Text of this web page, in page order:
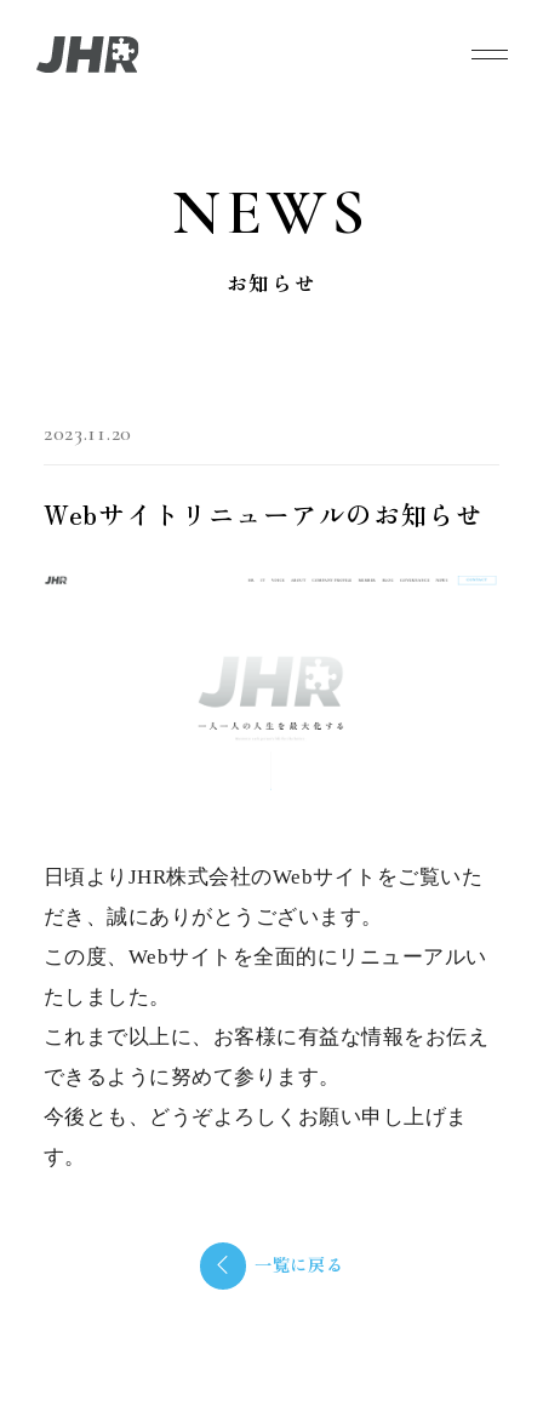
NEWS
お知らせ
2023.11.20
Webサイトリニューアルのお知らせ
日頃よりJHR株式会社のWebサイトをご覧いた
だき、誠にありがとうございます。
この度、Webサイトを全面的にリニューアルい
たしました。
これまで以上に、お客様に有益な情報をお伝え
できるように努めて参ります。
今後とも、どうぞよろしくお願い申し上げま
す。
一覧に戻る
ABOUT
COMPANY PROFILE
BLOG
ブログ
GOVERNANCE
NEWS
CONTACT